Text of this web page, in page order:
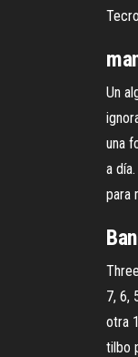
Un
una
a
para
7, 6,
otra
tilbo